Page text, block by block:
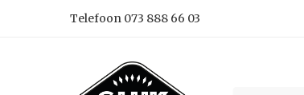
Telefoon 073 888 66 03